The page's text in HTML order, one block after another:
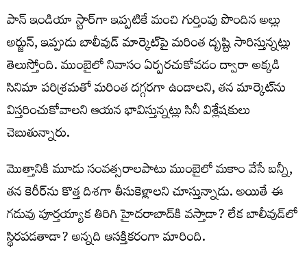
పాన్ ఇండియా స్టార్‌గా ఇప్పటికే మంచి గుర్తింపు పొందిన అల్లు
అర్జున్, ఇప్పుడు బాలీవుడ్ మార్కెట్‌పై మరింత దృష్టి సారిస్తున్నట్లు
తెలుస్తోంది. ముంబైలో నివాసం ఏర్పరచుకోవడం ద్వారా అక్కడి
సినిమా పరిశ్రమతో మరింత దగ్గరగా ఉండాలని, తన మార్కెట్‌ను
విస్తరించుకోవాలని ఆయన భావిస్తున్నట్లు సినీ విశ్లేషకులు
చెబుతున్నారు.
మొత్తానికి మూడు సంవత్సరాలపాటు ముంబైలో మకాం వేసే బన్నీ,
తన కెరీర్‌ను కొత్త దిశగా తీసుకెళ్లాలని చూస్తున్నాడు. అయితే ఈ
గడువు పూర్తయ్యాక తిరిగి హైదరాబాద్‌కి వస్తాడా? లేక బాలీవుడ్‌లో
స్థిరపడతాడా? అన్నది ఆసక్తికరంగా మారింది.